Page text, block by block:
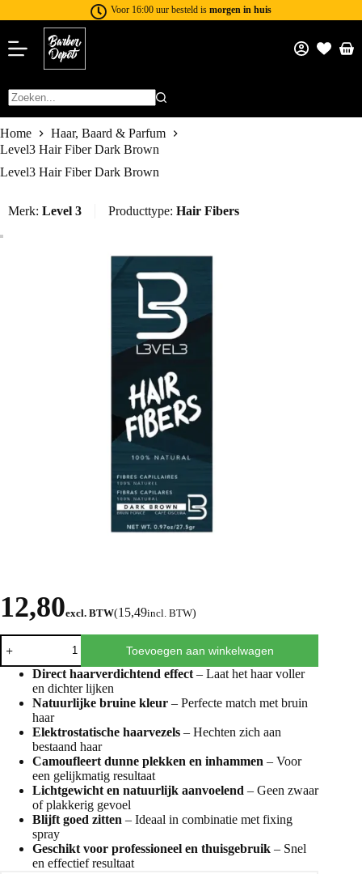
Voor 16:00 uur besteld is morgen in huis
Home
Haar, Baard & Parfum
Level3 Hair Fiber Dark Brown
Level3 Hair Fiber Dark Brown
Merk: Level 3 Producttype: Hair Fibers
12,80excl. BTW(15,49incl. BTW)
Toevoegen aan winkelwagen
Direct haarverdichtend effect – Laat het haar voller
en dichter lijken
Natuurlijke bruine kleur – Perfecte match met bruin
haar
Elektrostatische haarvezels – Hechten zich aan
bestaand haar
Camoufleert dunne plekken en inhammen – Voor
een gelijkmatig resultaat
Lichtgewicht en natuurlijk aanvoelend – Geen zwaar
of plakkerig gevoel
Blijft goed zitten – Ideaal in combinatie met fixing
spray
Geschikt voor professioneel en thuisgebruik – Snel
en effectief resultaat